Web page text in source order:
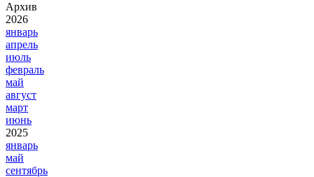
Архив
2026
январь
апрель
июль
февраль
май
август
март
июнь
2025
январь
май
сентябрь